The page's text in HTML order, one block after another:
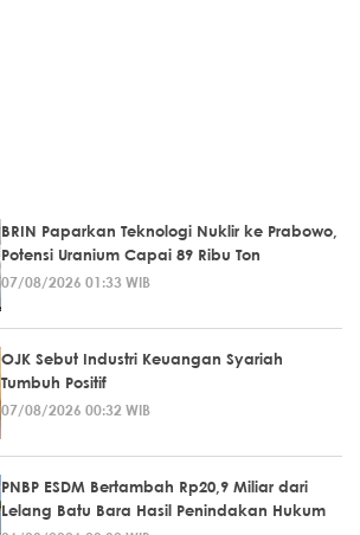
BRIN Paparkan Teknologi Nuklir ke Prabowo,
Potensi Uranium Capai 89 Ribu Ton
07/08/2026 01:33 WIB
OJK Sebut Industri Keuangan Syariah
Tumbuh Positif
07/08/2026 00:32 WIB
PNBP ESDM Bertambah Rp20,9 Miliar dari
Lelang Batu Bara Hasil Penindakan Hukum